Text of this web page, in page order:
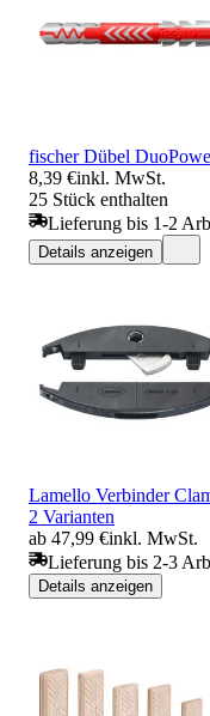
fischer Dübel
8,39 €inkl. MwSt.
25 Stück enthalten
Lieferung bis 1-2
Details anzeigen
Lamello Verbinder
2 Varianten
ab 47,99 €inkl. MwSt.
Lieferung bis 2-3
Details anzeigen